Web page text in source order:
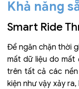
Khả năng
Smart Ride
Để ngăn chặn thời
mất dữ liệu do mất
trên tất cả các
kiện như vậy xảy